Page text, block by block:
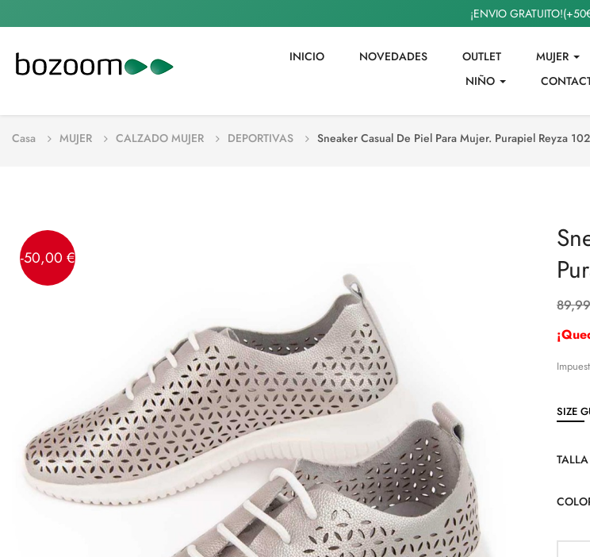
¡ENVIO
INICIO NOVEDADES OUTLET MUJER
NIÑO
Casa MUJER CALZADO MUJER DEPORTIVAS Sneaker Casual De Piel Para Mujer. Purapiel Reyza
-50,00 €
SIZE
TALLA